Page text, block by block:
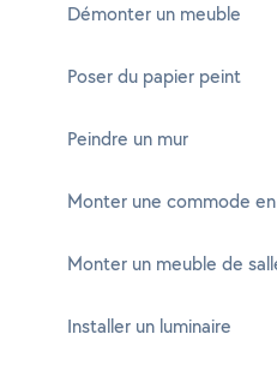
Démonter un meuble
Poser du papier peint
Peindre un mur
Monter une commode
Monter un meuble de
Installer un luminaire